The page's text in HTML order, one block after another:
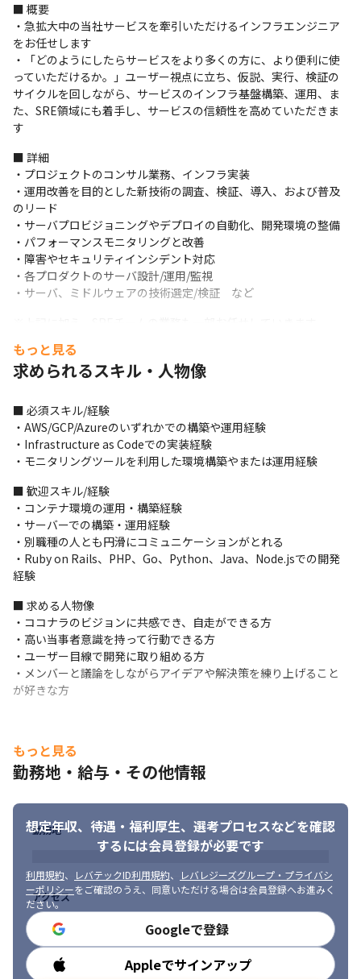
■ 概要
・急拡大中の当社サービスを牽引いただけるインフラエンジニア
をお任せします
・「どのようにしたらサービスをより多くの方に、より便利に使
っていただけるか。」ユーザー視点に立ち、仮説、実行、検証の
サイクルを回しながら、サービスのインフラ基盤構築、運用、ま
た、SRE領域にも着手し、サービスの信頼性を高めていただきま
す
■ 詳細
・プロジェクトのコンサル業務、インフラ実装
・運用改善を目的とした新技術の調査、検証、導入、および普及
のリード
・サーバプロビジョニングやデプロイの自動化、開発環境の整備
・パフォーマンスモニタリングと改善
・障害やセキュリティインシデント対応
・各プロダクトのサーバ設計/運用/監視
・サーバ、ミドルウェアの技術選定/検証　など
＜当社のインフラチームの施策（一部抜粋）＞
・マイクロサービス化への対応
・Kubernetesを用いたインフラ整備
・GitHubからコミットやマージのデータ抽出、可視化（エンジニ
アの生産性を定量化して計測や技術負債解消の指標設定）
・マーケティング部門と協業し、数百万件規模の短時間配信する
基盤設計（費用や工数の大幅削減を実現）
・データサイエンティスト部門と協業し、データ抽出、DB化、分
析機能の開発　など
■ 仕事の面白み、魅力
・運用だけにとどまらず、新たな環境構築や技術選定に積極的に
取り組めます
・SREの領域にも関わっていただくため、SLA/SLO/SLIの設定、監
視、モニタリング環境の改善、IaCなど新たな技術を身につけてい
けます
・さまざまな部門と事業全体に影響を与えるプロジェクトに関わ
っていける面白みがあります
もっと見る
求められるスキル・人物像
■ 必須スキル/経験
・AWS/GCP/Azureのいずれかでの構築や運用経験
・Infrastructure as Codeでの実装経験
・モニタリングツールを利用した環境構築やまたは運用経験
■ 歓迎スキル/経験
・コンテナ環境の運用・構築経験
・サーバーでの構築・運用経験
・別職種の人とも円滑にコミュニケーションがとれる
・Ruby on Rails、PHP、Go、Python、Java、Node.jsでの開発
経験
■ 求める人物像
・ココナラのビジョンに共感でき、自走ができる方
・高い当事者意識を持って行動できる方
・ユーザー目線で開発に取り組める方
・メンバーと議論をしながらアイデアや解決策を練り上げること
が好きな方
もっと見る
勤務地・給与・その他情報
想定年収、待遇・福利厚生、 選考プロセスなどを確認
するには会員登録が必要です
利用規約、 レバテックID利用規約、
レバレジーズグループ・プライバシ
ーポリシーをご確認のうえ、同意いただける場合は会員登録へお進みく
ださい。
Googleで登録
Appleでサインアップ
勤務地
アクセス
勤務時間